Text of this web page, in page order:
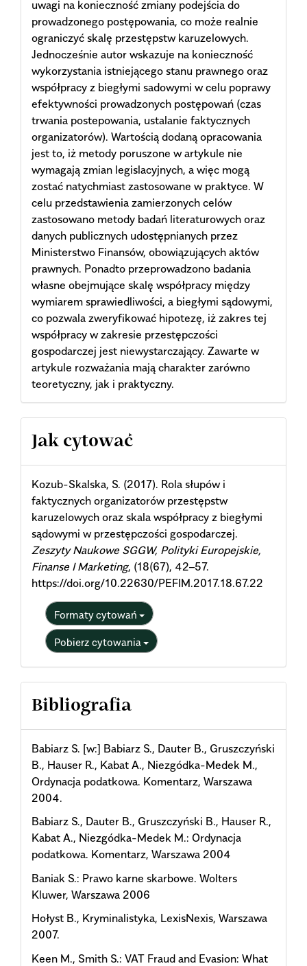
uwagi na konieczność zmiany podejścia do
prowadzonego postępowania, co może realnie
ograniczyć skalę przestępstw karuzelowych.
Jednocześnie autor wskazuje na konieczność
wykorzystania istniejącego stanu prawnego oraz
współpracy z biegłymi sadowymi w celu poprawy
efektywności prowadzonych postępowań (czas
trwania postepowania, ustalanie faktycznych
organizatorów). Wartością dodaną opracowania
jest to, iż metody poruszone w artykule nie
wymagają zmian legislacyjnych, a więc mogą
zostać natychmiast zastosowane w praktyce. W
celu przedstawienia zamierzonych celów
zastosowano metody badań literaturowych oraz
danych publicznych udostępnianych przez
Ministerstwo Finansów, obowiązujących aktów
prawnych. Ponadto przeprowadzono badania
własne obejmujące skalę współpracy między
wymiarem sprawiedliwości, a biegłymi sądowymi,
co pozwala zweryfikować hipotezę, iż zakres tej
współpracy w zakresie przestępczości
gospodarczej jest niewystarczający. Zawarte w
artykule rozważania mają charakter zarówno
teoretyczny, jak i praktyczny.
Article
Details
Jak cytować
Kozub-Skalska, S. (2017). Rola słupów i
faktycznych organizatorów przestępstw
karuzelowych oraz skala współpracy z biegłymi
sądowymi w przestępczości gospodarczej.
Zeszyty Naukowe SGGW, Polityki Europejskie,
Finanse I Marketing, (18(67), 42–57.
https://doi.org/10.22630/PEFIM.2017.18.67.22
Formaty cytowań
Pobierz cytowania
Bibliografia
Babiarz S. [w:] Babiarz S., Dauter B., Gruszczyński
B., Hauser R., Kabat A., Niezgódka-Medek M.,
Ordynacja podatkowa. Komentarz, Warszawa
2004.
Babiarz S., Dauter B., Gruszczyński B., Hauser R.,
Kabat A., Niezgódka-Medek M.: Ordynacja
podatkowa. Komentarz, Warszawa 2004
Baniak S.: Prawo karne skarbowe. Wolters
Kluwer, Warszawa 2006
Hołyst B., Kryminalistyka, LexisNexis, Warszawa
2007.
Keen M., Smith S.: VAT Fraud and Evasion: What